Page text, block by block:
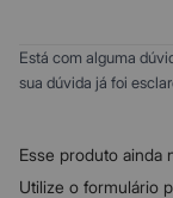
Plugues
Ajuste de altura
5
4
1
Está com alguma
sua dúvida já foi
Esse produto ainda
Utilize o formulário